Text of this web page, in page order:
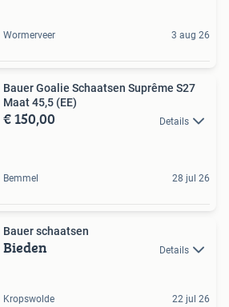
Wormerveer 3 aug 26
Bauer Goalie Schaatsen Suprême S27
Maat 45,5 (EE)
€ 150,00 Details
Bemmel 28 jul 26
Bauer schaatsen
Bieden Details
Kropswolde 22 jul 26